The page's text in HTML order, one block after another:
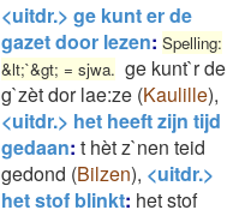
<uitdr.> ge kunt er de
gazet door lezen: Spelling:
&lt;`&gt; = sjwa. ge kunt`r de
g`zèt dor lae:ze (Kaulille),
<uitdr.> het heeft zijn tijd
gedaan: t hèt z`nen teid
gedond (Bilzen), <uitdr.>
het stof blinkt: het stof